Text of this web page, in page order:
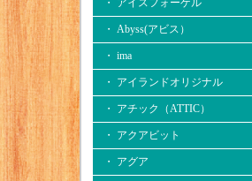
・ アイスフォーゲル
・ Abyss(アビス）
・ ima
・ アイランドオリジナル
・ アチック（ATTIC）
・ アクアビット
・ アグア